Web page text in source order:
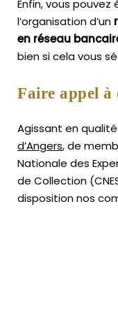
Enfin, vous
l’organisation d’un
en réseau
bien si cela vous
Faire appel à
Agissant en qualité
d’Angers, de
Nationale des
de Collection
disposition nos